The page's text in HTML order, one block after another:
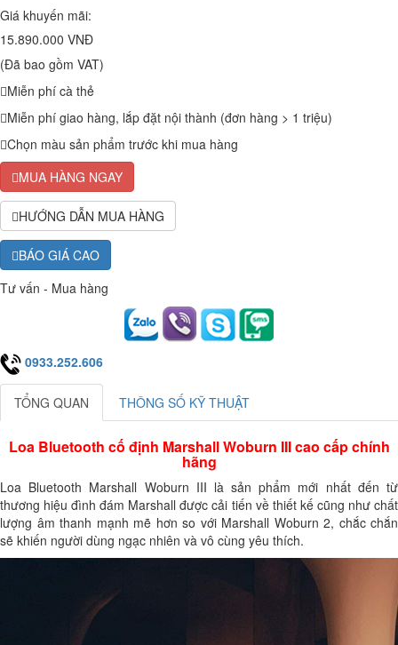
Giá khuyến mãi:
15.890.000 VNĐ
(Đã bao gồm VAT)
Miễn phí cà thẻ
Miễn phí giao hàng, lắp đặt nội thành (đơn hàng > 1 triệu)
Chọn màu sản phẩm trước khi mua hàng
MUA HÀNG NGAY
HƯỚNG DẪN MUA HÀNG
BÁO GIÁ CAO
Tư vấn - Mua hàng
0933.252.606
TỔNG QUAN THÔNG SỐ KỸ THUẬT
Loa Bluetooth cố định Marshall Woburn III cao cấp chính
hãng
Loa Bluetooth Marshall Woburn III là sản phẩm mới nhất đến từ
thương hiệu đình đám Marshall được cải tiến về thiết kế cũng như chất
lượng âm thanh mạnh mẽ hơn so với Marshall Woburn 2, chắc chắn
sẽ khiến người dùng ngạc nhiên và vô cùng yêu thích.